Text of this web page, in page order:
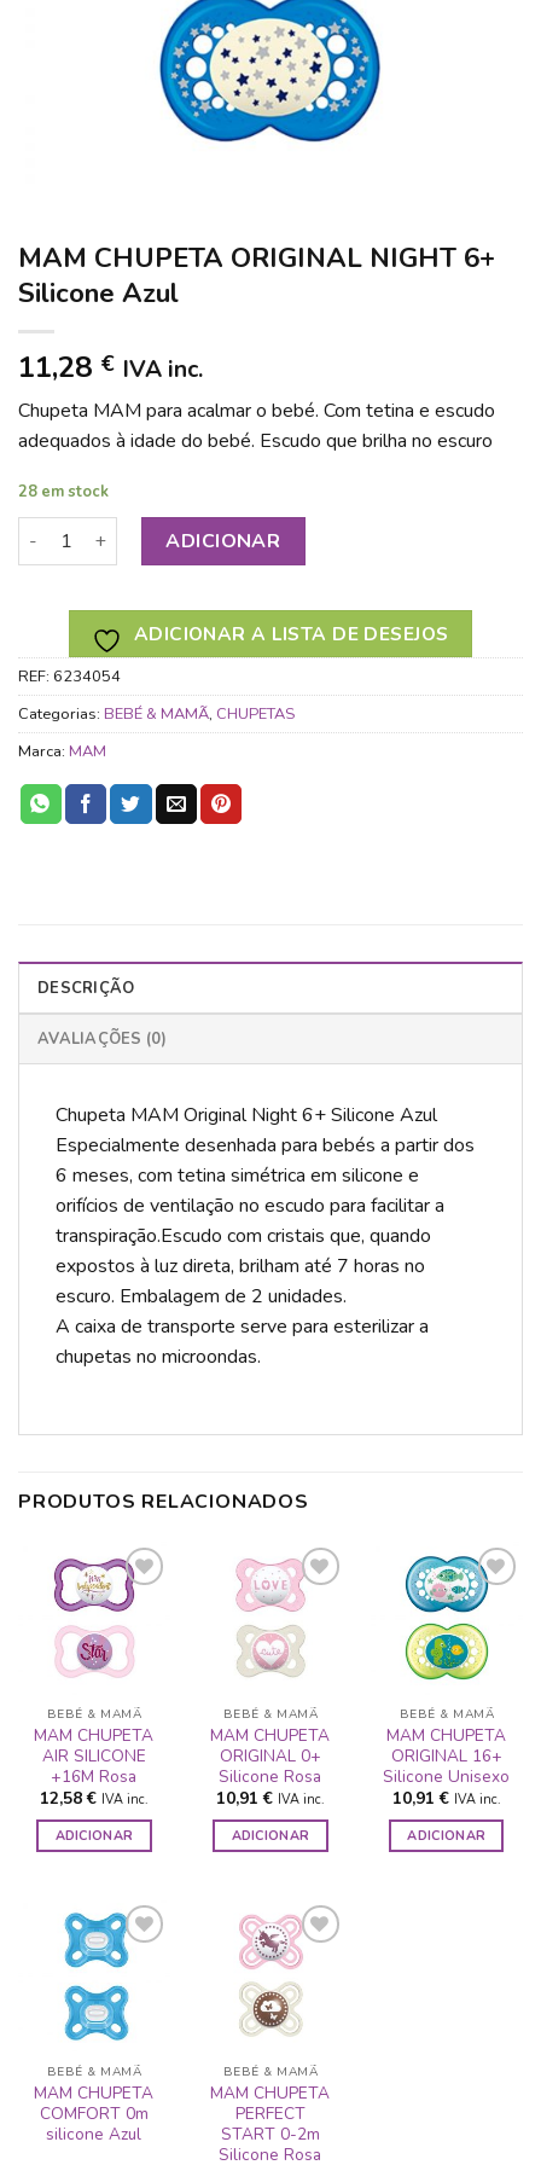
MAM CHUPETA ORIGINAL NIGHT 6+
Silicone Azul
11,28 € IVA inc.
Chupeta MAM para acalmar o bebé. Com tetina e escudo
adequados à idade do bebé. Escudo que brilha no escuro
28 em stock
Quantidade de MAM CHUPETA ORIGINAL NIGHT 6+ Silicone
ADICIONAR
ADICIONAR A LISTA DE DESEJOS
REF: 6234054
Categorias: BEBÉ & MAMÃ, CHUPETAS
Marca: MAM
DESCRIÇÃO
AVALIAÇÕES (0)
Chupeta MAM Original Night 6+ Silicone Azul
Especialmente desenhada para bebés a partir dos
6 meses, com tetina simétrica em silicone e
orifícios de ventilação no escudo para facilitar a
transpiração.Escudo com cristais que, quando
expostos à luz direta, brilham até 7 horas no
escuro. Embalagem de 2 unidades.
A caixa de transporte serve para esterilizar a
chupetas no microondas.
PRODUTOS RELACIONADOS
ADICIONAR
A LISTA DE
BEBÉ & MAMÃ
MAM CHUPETA
AIR SILICONE
+16M Rosa
12,58€ IVA inc.
ADICIONAR
ADICIONAR
A LISTA DE
BEBÉ & MAMÃ
MAM CHUPETA
ORIGINAL 0+
Silicone Rosa
10,91€ IVA inc.
ADICIONAR
ADICIONAR
A LISTA DE
BEBÉ & MAMÃ
MAM CHUPETA
ORIGINAL 16+
Silicone Unisexo
10,91€ IVA inc.
ADICIONAR
ADICIONAR
A LISTA DE
BEBÉ & MAMÃ
MAM CHUPETA
COMFORT 0m
silicone Azul
ADICIONAR
A LISTA DE
BEBÉ & MAMÃ
MAM CHUPETA
PERFECT
START 0-2m
Silicone Rosa